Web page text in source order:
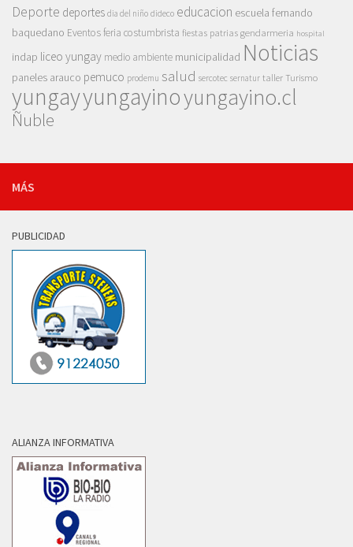
Deporte deportes dia del niño dideco educacion escuela fernando
baquedano Eventosferia costumbrista fiestas patrias gendarmeria hospital
indap liceo yungay medio ambiente municipalidad Noticias
paneles arauco pemuco prodemu salud sercotec sernatur taller Turismo
yungayyungayinoyungayino.cl
Ñuble
MÁS
PUBLICIDAD
ALIANZA INFORMATIVA